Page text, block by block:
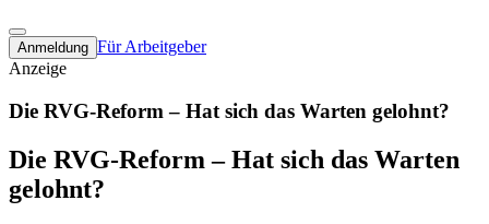
Anmeldung Für Arbeitgeber
Anzeige
Die RVG-Reform – Hat sich das Warten gelohnt?
Die RVG-Reform – Hat sich das Warten
gelohnt?